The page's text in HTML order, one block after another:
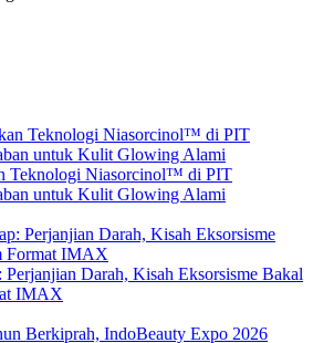
Teknologi Niasorcinol™ di PIT
untuk Kulit Glowing Alami
Darah, Kisah Eksorsisme Bakal
IMAX